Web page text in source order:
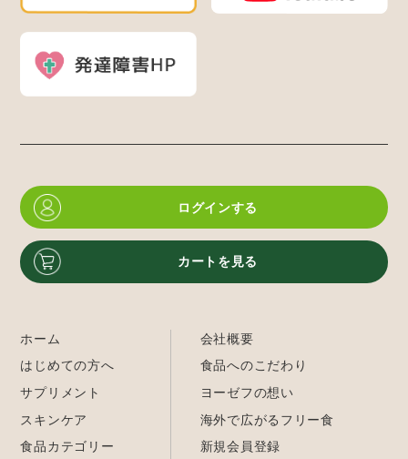
ログインする
カートを見る
ホーム
はじめての方へ
サプリメント
スキンケア
食品カテゴリー
会社概要
食品へのこだわり
ヨーゼフの想い
海外で広がるフリー食
新規会員登録